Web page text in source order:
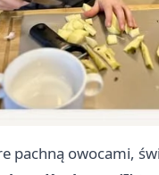
pachną owocami,